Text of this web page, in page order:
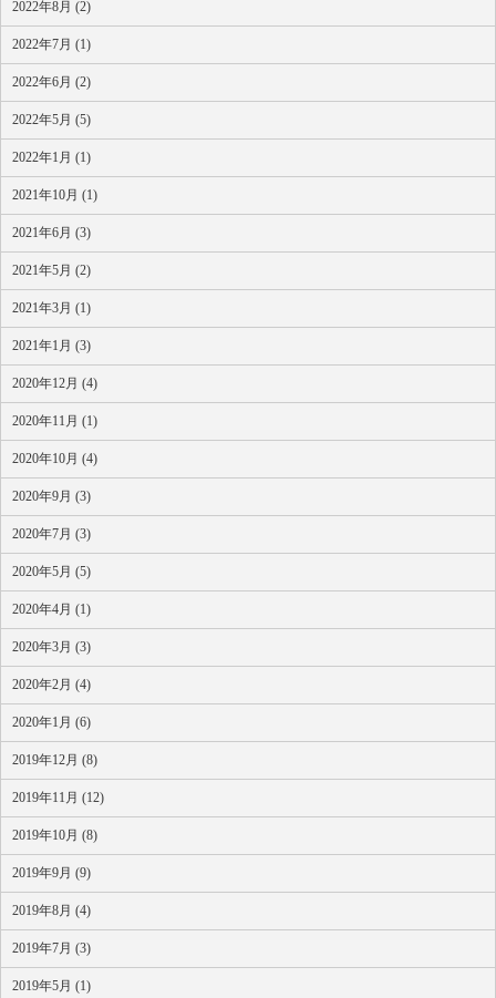
2022年8月 (2)
2022年7月 (1)
2022年6月 (2)
2022年5月 (5)
2022年1月 (1)
2021年10月 (1)
2021年6月 (3)
2021年5月 (2)
2021年3月 (1)
2021年1月 (3)
2020年12月 (4)
2020年11月 (1)
2020年10月 (4)
2020年9月 (3)
2020年7月 (3)
2020年5月 (5)
2020年4月 (1)
2020年3月 (3)
2020年2月 (4)
2020年1月 (6)
2019年12月 (8)
2019年11月 (12)
2019年10月 (8)
2019年9月 (9)
2019年8月 (4)
2019年7月 (3)
2019年5月 (1)